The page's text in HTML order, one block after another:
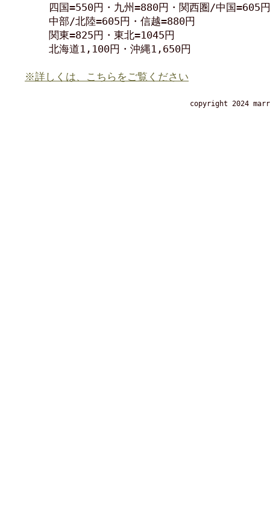
四国=550円・九州=880円・関西圏/中国=605円
中部/北陸=605円・信越=880円
関東=825円・東北=1045円
北海道1,100円・沖縄1,650円
※詳しくは、こちらをご覧ください
copyright 2024